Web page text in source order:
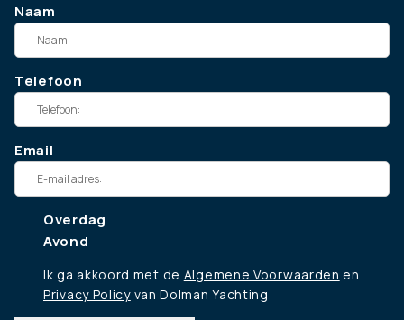
Naam
Telefoon
Email
Overdag
Avond
Ik ga akkoord met de Algemene Voorwaarden en
Privacy Policyvan Dolman Yachting